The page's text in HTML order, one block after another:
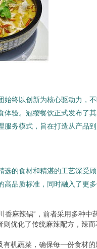
始终以创新为核心驱动力，
体验。冠缨餐饮正式发布了
服务模式，旨在打造从产品
选的食材和精湛的工艺深受
高品质标准，同时融入了更
香麻辣锅”，前者采用多种中
优化了传统麻辣配方，辣而
机蔬菜，确保每一份食材的